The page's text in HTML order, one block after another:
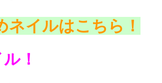
ネイルはこちら ！
！